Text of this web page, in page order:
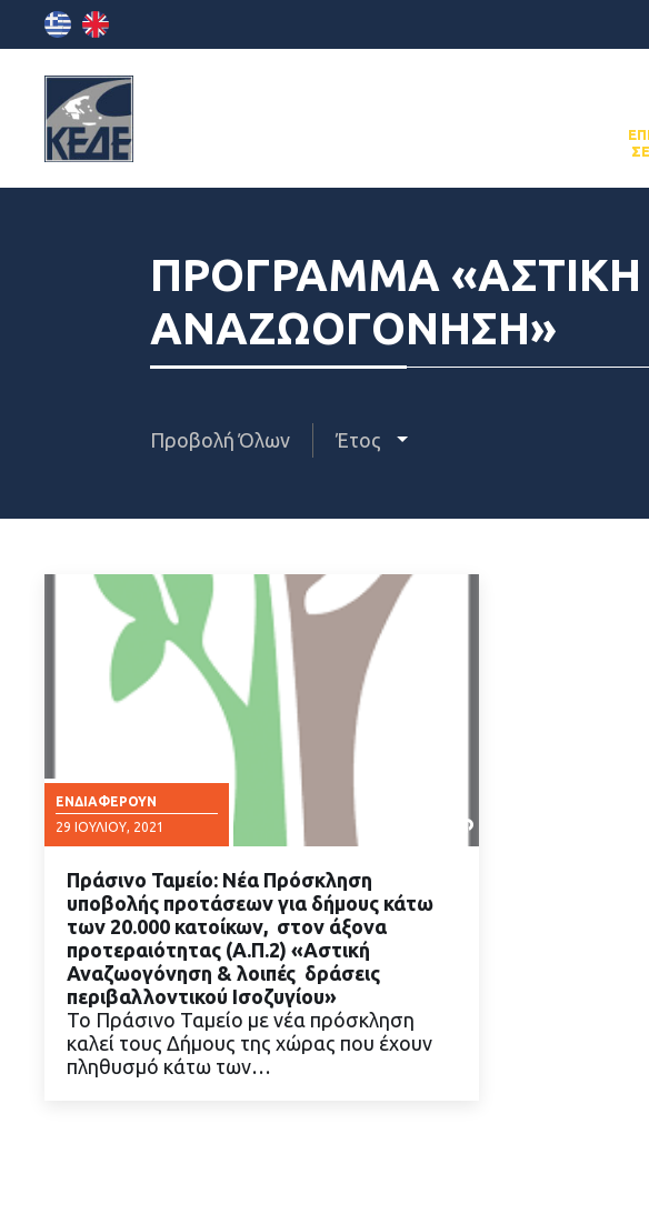
ΠΡΟΓΡΑΜΜΑ «ΑΣΤΙΚΗ
ΑΝΑΖΩΟΓΟΝΗΣΗ»
Προβολή Όλων Έτος
ΕΝΔΙΑΦΈΡΟΥΝ
29 ΙΟΥΛΊΟΥ, 2021
ΔΙΑΒΑΣΤΕ ΠΕΡΙΣΣΟΤΕΡΑ
Πράσινο Ταμείο: Νέα Πρόσκληση
υποβολής προτάσεων για δήμους κάτω
των 20.000 κατοίκων, στον άξονα
προτεραιότητας (Α.Π.2) «Αστική
Αναζωογόνηση & λοιπές δράσεις
περιβαλλοντικού Ισοζυγίου»
Το Πράσινο Ταμείο με νέα πρόσκληση
καλεί τους Δήμους της χώρας που έχουν
πληθυσμό κάτω των…